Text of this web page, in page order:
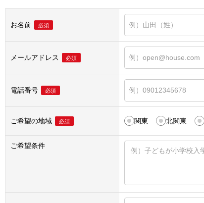
お名前 必須
メールアドレス 必須
電話番号 必須
ご希望の地域 必須 関東 北関東
ご希望条件